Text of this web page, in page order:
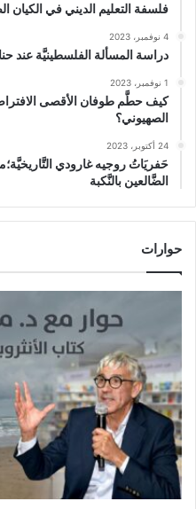
فلسفة التعليم الديني في الكيان
4 نوفمبر، 2023
دراسة المسألة الفلسطينيَّة عند
1 نوفمبر، 2023
كيف حطَّم طوفان الأقصى
الصهيوني؟
24 أكتوبر، 2023
حَفريَاتُ روجيه غارودي
الضَّالعين بالنَّكبة
حوارات